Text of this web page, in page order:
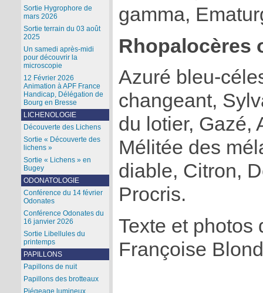
gamma,
Rhopalocères
Azuré bleu-
changeant,
du lotier, Gazé,
Mélitée des
diable, Citron,
Procris.
Texte et photos
Françoise
Sortie Hygrophore de
mars 2026
Sortie terrain du 03 août
2025
Un samedi après-midi
pour découvrir la
microscopie
12 Février 2026
Animation à APF France
Handicap, Délégation de
Bourg en Bresse
LICHENOLOGIE
Découverte des Lichens
Sortie « Découverte des
lichens »
Sortie « Lichens » en
Bugey
ODONATOLOGIE
Conférence du 14 février
Odonates
Conférence Odonates du
16 janvier 2026
Sortie Libellules du
printemps
PAPILLONS
Papillons de nuit
Papillons des brotteaux